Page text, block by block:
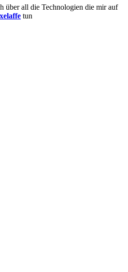
über all die Technologien die mir auf
tun